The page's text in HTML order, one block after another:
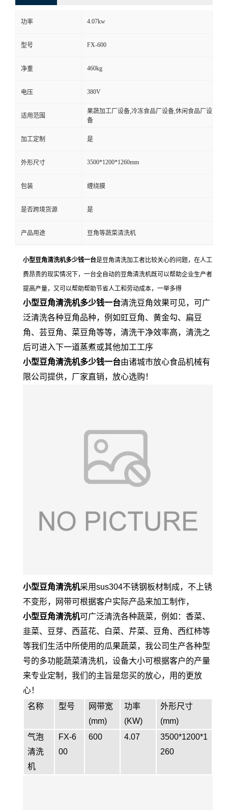
功率 4.07kw
型号 FX-600
净重 460kg
电压 380V
适用范围
果蔬加工厂设备,冷冻食品厂设备,休闲食品厂设
备
加工定制 是
外形尺寸 3500*1200*1260mm
包装 缠绕膜
是否跨境货源 是
产品用途 豆角等蔬菜清洗机
小型豆角清洗机多少钱一台是豆角清洗加工者比较关心的问题，在人工
费昂贵的现实情况下，一台全自动的豆角清洗机既可以帮助企业生产者
提高产量，又可以帮助帮助节省人工和劳动成本，一举多得
小型豆角清洗机多少钱一台清洗豆角效果可见，可广
泛清洗各种豆角品种，例如豇豆角、黄金勾、扁豆
角、芸豆角、菜豆角等等，清洗干净效率高，清洗之
后可进入下一道蒸煮或其他加工工序
小型豆角清洗机多少钱一台由诸城市放心食品机械有
限公司提供，厂家直销，放心选购！
小型豆角清洗机采用sus304不锈钢板材制成，不上锈
不变形，网带可根据客户实际产品来加工制作，
小型豆角清洗机可广泛清洗各种蔬菜，例如：香菜、
韭菜、豆芽、西蓝花、白菜、芹菜、豆角、西红柿等
等我们生活中所使用的瓜果蔬菜，我公司生产各种型
号的多功能蔬菜清洗机，设备大小可根据客户的产量
来专业定制，我们的主旨是您买的放心，用的更放
心！
名称
型号
网带宽
(mm)
功率
(KW)
外形尺寸
(mm)
气泡
清洗
机
FX-6
00
600 4.07
3500*1200*1
260